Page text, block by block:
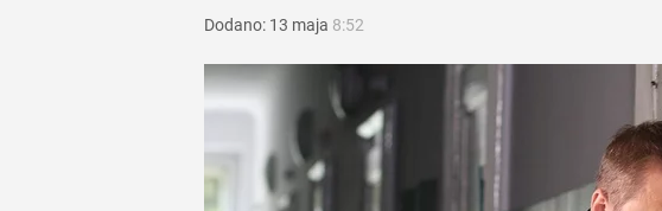
Dodano: 13 maja 8:52